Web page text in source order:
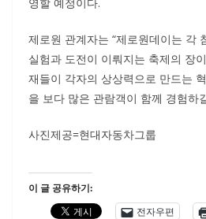
제로원 관계자는 “제로원데이는 각
실험과 도전이 이뤄지는 축제의 장
재들이 각자의 상상력으로 만드는
을 보다 많은 관람객이 함께 경험하
사진제공=현대자동차그룹
이 글 공유하기:
전자우편